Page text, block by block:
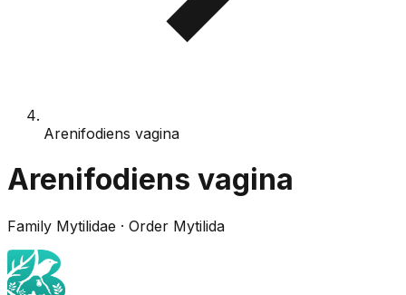
Arenifodiens vagina
Arenifodiens vagina
Family Mytilidae · Order Mytilida